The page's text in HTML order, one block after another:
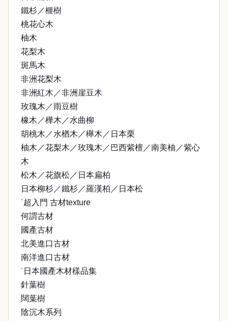
鐵杉／榧樹
桃花心木
柚木
花梨木
斑馬木
非洲花梨木
非洲紅木／非洲崖豆木
玫瑰木／雨豆樹
橡木／樺木／水曲柳
胡桃木／水楢木／櫸木／日本栗
柚木／花梨木／玫瑰木／巴西紫檀／南美柚／紫心
木
松木／花旗松／日本扁柏
日本柳杉／鐵杉／羅漢柏／日本松
˙超入門 古材texture
何謂古材
國產古材
北美進口古材
南洋進口古材
˙日本國產木材樣品集
針葉樹
闊葉樹
陰沉木系列